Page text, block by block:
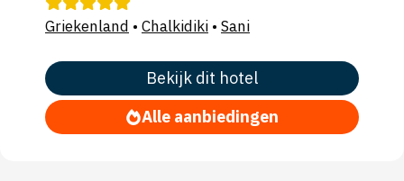
Griekenland • Chalkidiki • Sani
Bekijk dit hotel
Alle aanbiedingen